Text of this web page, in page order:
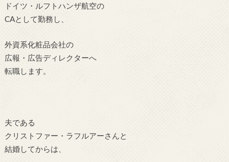
ドイツ・ルフトハンザ航空の
CAとして勤務し、
外資系化粧品会社の
広報・広告ディレクターへ
転職します。
夫である
クリストファー・ラフルアーさんと
結婚してからは、